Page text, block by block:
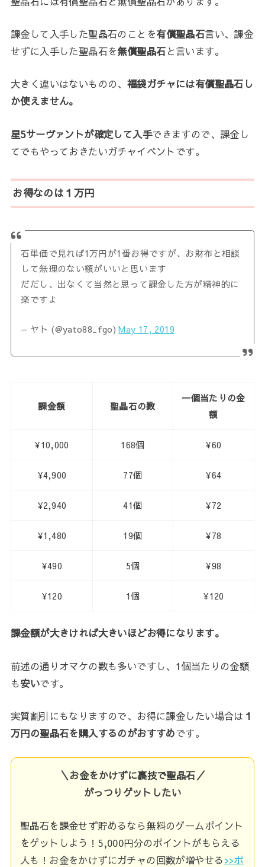
課金して入手した聖晶石のことを有償聖晶石言い、課金
せずに入手した聖晶石を無償聖晶石と言います。
大きく違いはないものの、 福袋ガチャには有償聖晶石し
か使えません。
星5サーヴァントが確定して入手できますので、課金し
てでもやっておきたいガチャイベントです。
お得なのは１万円
石単価で見れば1万円が1番お得ですが、お財布と相談
して無理のない額がいいと思います
だだし、出なくて当然と思って課金した方が精神的に
楽ですよ
— ヤト (@yato88_fgo)May 17, 2019
課金額 聖晶石の数
一個当たりの金
額
¥10,000 168個 ¥60
¥4,900 77個 ¥64
¥2,940 41個 ¥72
¥1,480 19個 ¥78
¥490 5個 ¥98
¥120 1個 ¥120
課金額が大きければ大きいほどお得になります。
前述の通りオマケの数も多いですし、1個当たりの金額
も安いです。
実質割引にもなりますので、お得に課金したい場合は １
万円の聖晶石を購入するのがおすすめです。
＼お金をかけずに裏技で聖晶石／
がっつりゲットしたい
聖晶石を課金せず貯めるなら無料のゲームポイント
をゲットしよう！5,000円分のポイントがもらえる
人も！お金をかけずにガチャの回数が増やせる>>ポ